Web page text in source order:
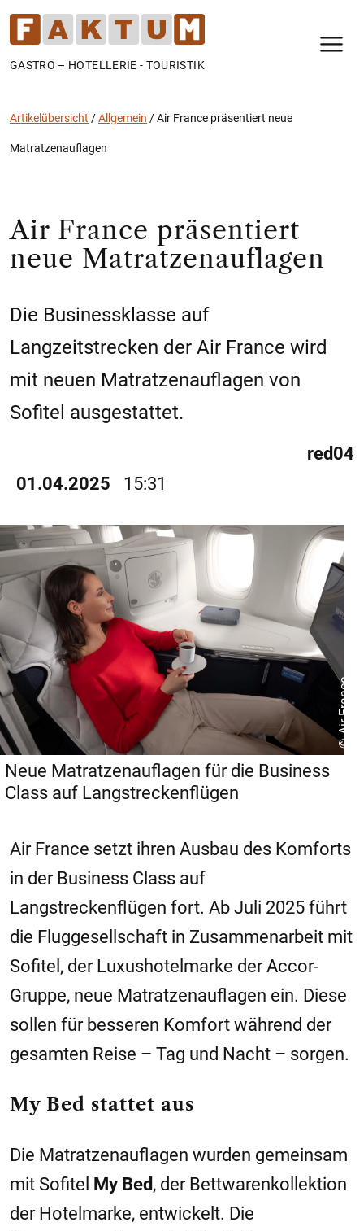
GASTRO – HOTELLERIE - TOURISTIK
Artikelübersicht /Allgemein /Air France präsentiert neue
Matratzenauflagen
Air France präsentiert
neue Matratzenauflagen
Die Businessklasse auf
Langzeitstrecken der Air France wird
mit neuen Matratzenauflagen von
Sofitel ausgestattet.
01.04.2025 15:31
red04
© Air France
Neue Matratzenauflagen für die Business
Class auf Langstreckenflügen
Air France setzt ihren Ausbau des Komforts
in der Business Class auf
Langstreckenflügen fort. Ab Juli 2025 führt
die Fluggesellschaft in Zusammenarbeit mit
Sofitel, der Luxushotelmarke der Accor-
Gruppe, neue Matratzenauflagen ein. Diese
sollen für besseren Komfort während der
gesamten Reise – Tag und Nacht – sorgen.
My Bed stattet aus
Die Matratzenauflagen wurden gemeinsam
mit Sofitel My Bed , der Bettwarenkollektion
der Hotelmarke, entwickelt. Die